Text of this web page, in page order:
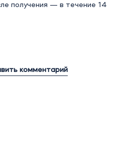
получения — в течение 14
комментарий